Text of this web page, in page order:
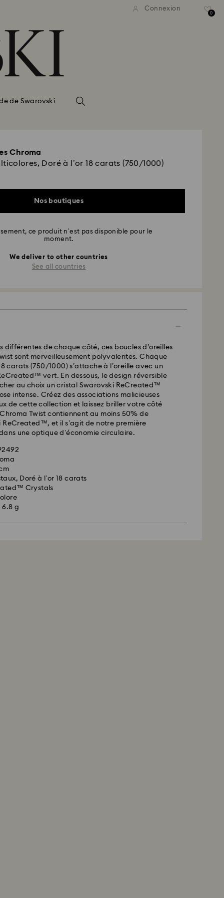
Connexion
0
de Swarovski
Chroma
Doré à l’or 18 carats (750/1000)
Nos boutiques
ce produit n’est pas disponible pour le
moment.
We deliver to other countries
See all countries
différentes de chaque côté, ces boucles d’oreilles
sont merveilleusement polyvalentes. Chaque
carats (750/1000) s’attache à l’oreille avec un
vert. En dessous, le design réversible
au choix un cristal Swarovski ReCreated™
intense. Créez des associations malicieuses
de cette collection et laissez briller votre côté
Twist contiennent au moins 50% de
ReCreated™, et il s’agit de notre première
une optique d’économie circulaire.
Doré à l’or 18 carats
Crystals
6.8 g